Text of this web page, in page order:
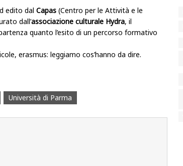
edito dal Capas (Centro per le Attività e le
dall’associazione culturale Hydra, il
quanto l’esito di un percorso formativo
erasmus: leggiamo cos’hanno da dire.
Università di Parma